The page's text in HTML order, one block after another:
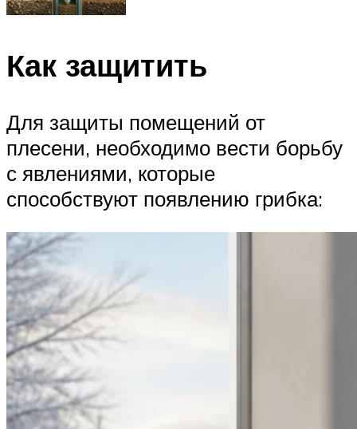
Как защитить
Для защиты помещений от
плесени, необходимо вести борьбу
с явлениями, которые
способствуют появлению грибка: